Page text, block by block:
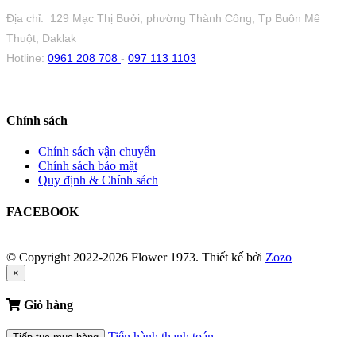
Địa chỉ: 129 Mạc Thị Bưởi, phường Thành Công, Tp Buôn Mê
Thuột, Daklak
Hotline: 0961 208 708 - 097 113 1103
Chính sách
Chính sách vận chuyển
Chính sách bảo mật
Quy định & Chính sách
FACEBOOK
© Copyright 2022-2026 Flower 1973. Thiết kế bởi Zozo
×
Giỏ hàng